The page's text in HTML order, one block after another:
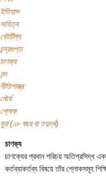
ইতিহাস
সাহিত্য
কৌটিল্য
চন্দ্রগুপ্ত
চাণক্য
নন্দ
নীতিশাস্ত্র
মৌর্য
শ্লোক
যুবা (১৮ বছর বা তদুর্দ্ধ)
চাণক্য
চাণক্যের প্রধান পরিচয় অতিপ্রসিদ্ধ
কর্তব্যাকর্তব্য বিষয়ে তাঁর শ্লোকসমূহ